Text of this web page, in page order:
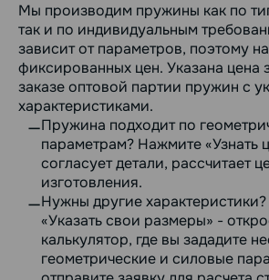
Мы производим пружины как по
так и по индивидуальным
зависит от параметров, поэтому
фиксированных цен. Указана цена
заказе оптовой партии пружин с
характеристиками.
Пружина подходит по
параметрам? Нажмите «Узнать
согласует детали, рассчитает
изготовления.
Нужны другие
«Указать свои размеры» -
калькулятор, где вы зададите
геометрические и силовые